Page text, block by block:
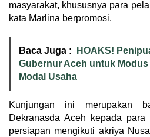
masyarakat, khususnya para
kata Marlina berpromosi.
Baca Juga :
HOAKS!
Gubernur Aceh untuk
Modal Usaha
Kunjungan ini merupakan
Dekranasda Aceh kepada
persiapan mengikuti akriya